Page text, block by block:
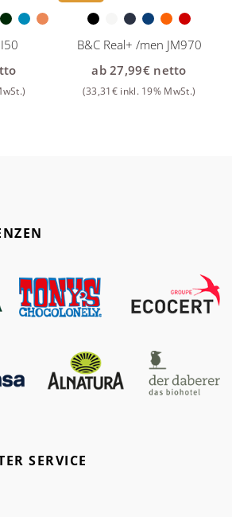
B&C Real+ /men JM970
ab27,99€netto
(33,31€ inkl. 19% MwSt.)
SERVICE